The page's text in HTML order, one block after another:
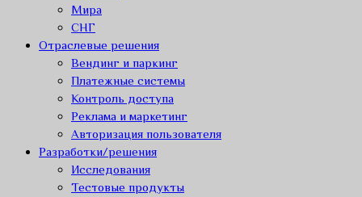
Мира
СНГ
Отраслевые решения
Вендинг и паркинг
Платежные системы
Контроль доступа
Реклама и маркетинг
Авторизация пользователя
Разработки/решения
Исследования
Тестовые продукты